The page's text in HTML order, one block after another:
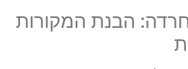
הבנת המקורות